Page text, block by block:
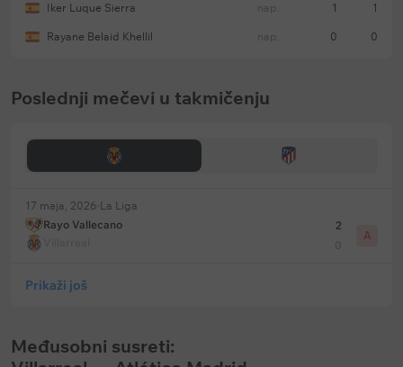
Iker Luque Sierra nap. 1 1
Rayane Belaid Khellil nap. 0 0
Poslednji mečevi u takmičenju
17 maja, 2026 La Liga
Rayo Vallecano
2
A
Prikaži još
Međusobni susreti: